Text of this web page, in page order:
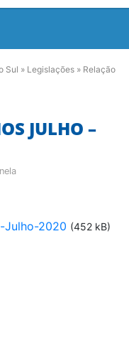
Sul » Legislações » Relação
JULHO –
Julho-2020 (452 kB)